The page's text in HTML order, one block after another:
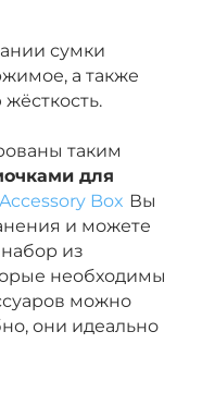
сумки
а также
таким
для
Box Вы
и можете
из
необходимы
можно
они идеально